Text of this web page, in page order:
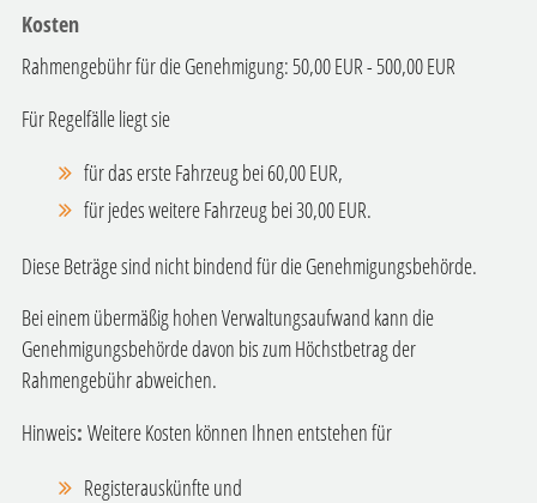
Kosten
Rahmengebühr für die Genehmigung: 50,00 EUR - 500,00 EUR
Für Regelfälle liegt sie
für das erste Fahrzeug bei 60,00 EUR,
für jedes weitere Fahrzeug bei 30,00 EUR.
Diese Beträge sind nicht bindend für die Genehmigungsbehörde.
Bei einem übermäßig hohen Verwaltungsaufwand kann die
Genehmigungsbehörde davon bis zum Höchstbetrag der
Rahmengebühr abweichen.
Hinweis: Weitere Kosten können Ihnen entstehen für
Registerauskünfte und